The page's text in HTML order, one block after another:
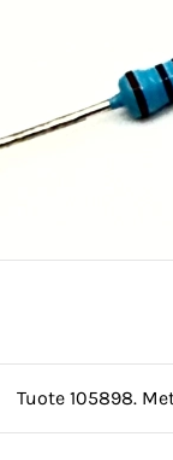
Tuote 105898.